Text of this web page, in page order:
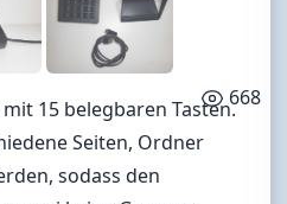
668
15 belegbaren Tasten.
Seiten, Ordner
sodass den